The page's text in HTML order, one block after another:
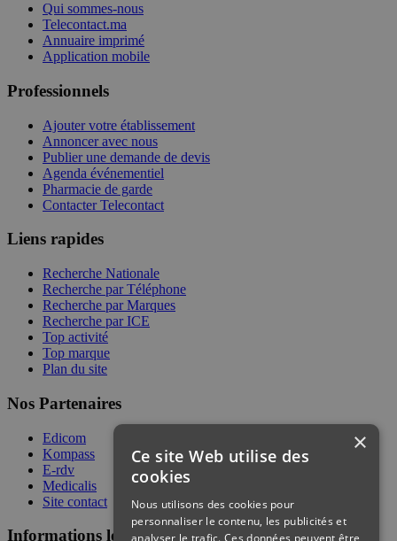
Qui sommes-nous
Telecontact.ma
Annuaire imprimé
Application mobile
Professionnels
Ajouter votre établissement
Annoncer avec nous
Publier une demande de devis
Agenda événementiel
Pharmacie de garde
Contacter Telecontact
Liens rapides
Recherche Nationale
Recherche par Téléphone
Recherche par Marques
Recherche par ICE
Top activité
Top marque
Plan du site
Nos Partenaires
Edicom
Kompass
E-rdv
Medicalis
Site contact
Informations légales
×
Ce site Web utilise des
cookies
Nous utilisons des cookies pour
personnaliser le contenu, les publicités et
analyser le trafic. Ces données peuvent être